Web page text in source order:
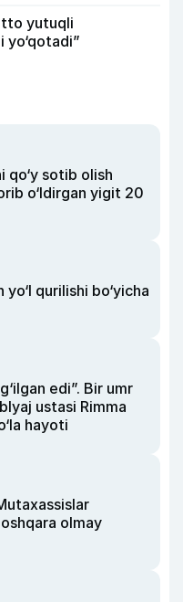
yutuqli
qo‘y sotib olish
o‘ldirgan yigit 20
qurilishi bo‘yicha
edi”. Bir umr
ustasi Rimma
hayoti
olmay